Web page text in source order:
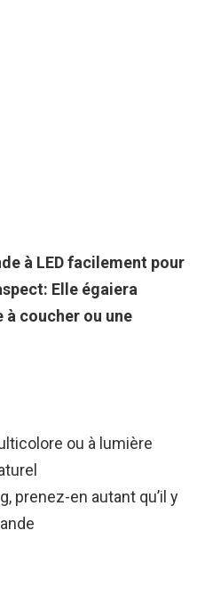
à LED facilement pour
Elle égaiera
coucher ou une
ou à lumière
prenez-en autant qu’il y